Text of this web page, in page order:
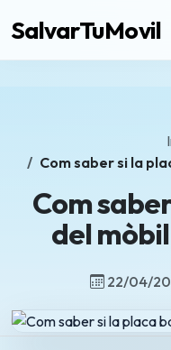
SalvarTuMovil
Com saber si la
Com
del
22/04/